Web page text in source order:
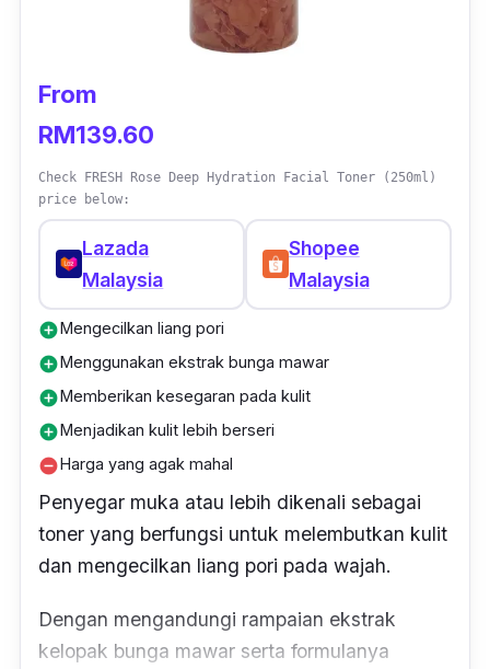
From
RM139.60
Check FRESH Rose Deep Hydration Facial Toner (250ml)
price below:
Lazada
Malaysia
Shopee
Malaysia
add_circleMengecilkan liang pori
add_circleMenggunakan ekstrak bunga mawar
add_circleMemberikan kesegaran pada kulit
add_circleMenjadikan kulit lebih berseri
remove_circleHarga yang agak mahal
Penyegar muka atau lebih dikenali sebagai
toner yang berfungsi untuk melembutkan kulit
dan mengecilkan liang pori pada wajah.
Dengan mengandungi rampaian ekstrak
kelopak bunga mawar serta formulanya